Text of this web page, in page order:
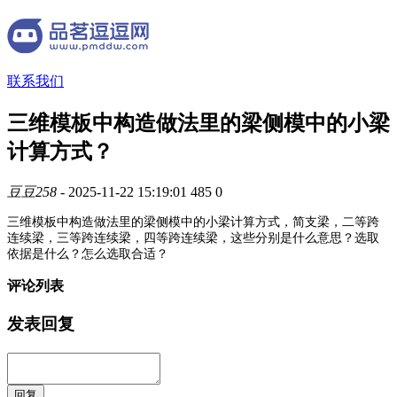
联系我们
三维模板中构造做法里的梁侧模中的小梁
计算方式？
豆豆258 - 2025-11-22 15:19:01 485 0
三维模板中构造做法里的梁侧模中的小梁计算方式，简支梁，二等跨
连续梁，三等跨连续梁，四等跨连续梁，这些分别是什么意思？选取
依据是什么？怎么选取合适？
评论列表
发表回复